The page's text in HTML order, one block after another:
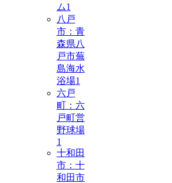
ム1
八戸
市：青
森県八
戸市蕪
島海水
浴場1
六戸
町：六
戸町営
野球場
1
十和田
市：十
和田市